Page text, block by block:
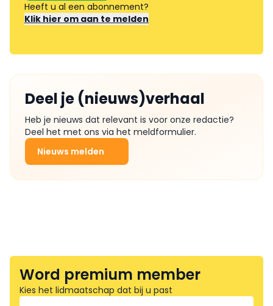
Heeft u al een abonnement?
Klik hier om aan te melden
Deel je (nieuws)verhaal
Heb je nieuws dat relevant is voor onze redactie?
Deel het met ons via het meldformulier.
Nieuws melden
Word premium member
Kies het lidmaatschap dat bij u past